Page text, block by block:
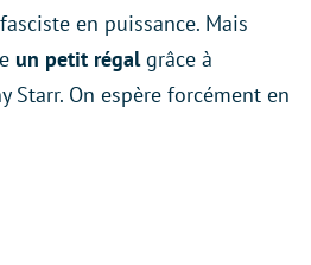
en puissance. Mais
un petit régalgrâce à
Starr. On espère forcément en